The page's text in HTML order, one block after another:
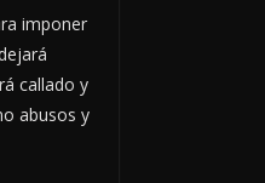
imponer
callado y
abusos y